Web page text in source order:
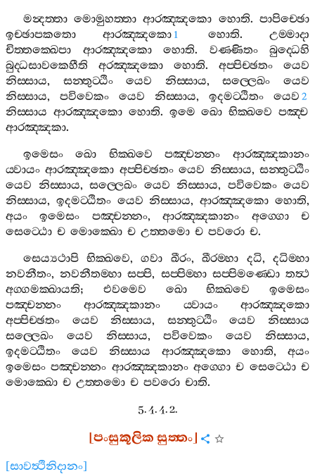
මන්‍දත‍්තා මොමුහත‍්තා ආරඤ‍්ඤකො හොති. පාපිච‍්ඡො
ඉච‍්ඡාපකතො
ආරඤ‍්ඤකො 1 හොති.උම‍්මාදා
චිත‍්තක‍්ඛෙපා
ආරඤ‍්ඤකො හොති. වණ‍්ණිතං
බුද‍්ධෙහි
බුද‍්ධසාවකෙහීති
අරඤ‍්ඤකො හොති. අප‍්පිච‍්ඡතං
යෙව
නිස‍්සාය, සන‍්තුට‍්ඨිං යෙව නිස‍්සාය,සල‍්ලෙඛං
යෙව
නිස‍්සාය, පවිවෙකං යෙව නිස‍්සාය, ඉදමට‍්ඨිතං යෙව 2
නිස‍්සාය ආරඤ‍්ඤකො හොති. ඉමෙ ඛො භික‍්ඛවෙ පඤ‍්ච
ආරඤ‍්ඤකා.
ඉමෙසං
ඛො භික‍්ඛවෙ පඤ‍්චන‍්නං
ආරඤ‍්ඤකානං
ය‍්වායං ආරඤ‍්ඤකො අප‍්පිච‍්ඡතං යෙව නිස‍්සාය,සන‍්තුට‍්ඨිං
යෙව නිස‍්සාය, සල‍්ලෙඛං යෙව නිස‍්සාය, පවිවෙකං යෙව
නිස‍්සාය, ඉදමට‍්ඨිතං යෙව නිස‍්සාය,ආරඤ‍්ඤකො හොති,
අයං
ඉමෙසං පඤ‍්චන‍්නං,ආරඤ‍්ඤකානං අග‍්ගො
ච
සෙට‍්ඨො ච මොක‍්ඛො ච උත‍්තමො ච පවරො ච.
සෙය්‍යථාපි
භික‍්ඛවෙ,ගවා ඛීරං,ඛීරම‍්හා දධි,දධිම‍්හා
නවනීතං,නවනීතම‍්හා සප‍්පි, සප‍්පිම‍්හා සප‍්පිමණ‍්ඩො තත්‍ථ
අග‍්ගමක‍්ඛායති; එවමෙව ඛො භික‍්ඛවෙ
ඉමෙසං
පඤ‍්චන‍්නං
ආරඤ‍්ඤකානං ය‍්වායං
ආරඤ‍්ඤකො
අප‍්පිච‍්ඡතං
යෙව නිස‍්සාය, සන‍්තුට‍්ඨිං යෙව
නිස‍්සාය
සල‍්ලෙඛං
යෙව නිස‍්සාය,පවිවෙකං යෙව නිස‍්සාය,
ඉදමට‍්ඨිතං
යෙව නිස‍්සාය ආරඤ‍්ඤකො හොති, අයං
ඉමෙසං පඤ‍්චන‍්නං ආරඤ‍්ඤකානං අග‍්ගො ච සෙට‍්ඨො ච
මොක‍්ඛො ච උත‍්තමො ච පවරො චාති.
5. 4. 4. 2.
[පංසුකූලිකසුත‍්තං]
[සාවත්‍ථිනිදානං]